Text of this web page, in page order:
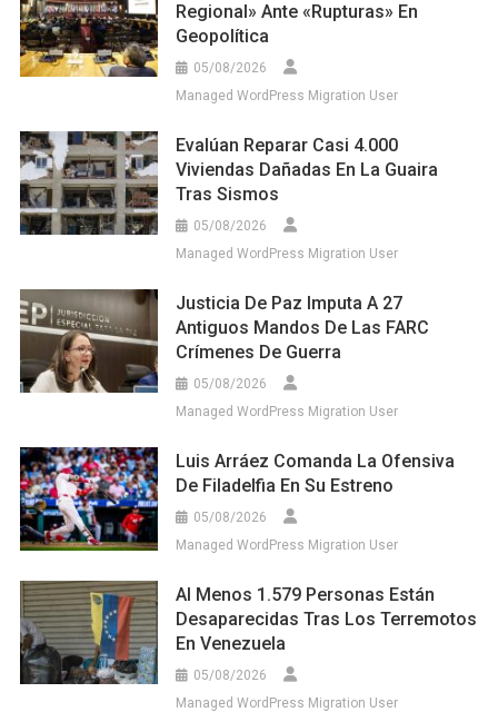
Regional» Ante «rupturas» En
Geopolítica
05/08/2026
Managed WordPress Migration User
Evalúan Reparar Casi 4.000
Viviendas Dañadas En La Guaira
Tras Sismos
05/08/2026
Managed WordPress Migration User
Justicia De Paz Imputa A 27
Antiguos Mandos De Las FARC
Crímenes De Guerra
05/08/2026
Managed WordPress Migration User
Luis Arráez Comanda La Ofensiva
De Filadelfia En Su Estreno
05/08/2026
Managed WordPress Migration User
Al Menos 1.579 Personas Están
Desaparecidas Tras Los Terremotos
En Venezuela
05/08/2026
Managed WordPress Migration User